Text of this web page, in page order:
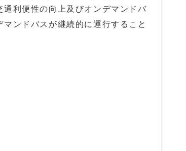
利便性の向上及びオンデマンドバ
ンドバスが継続的に運行すること